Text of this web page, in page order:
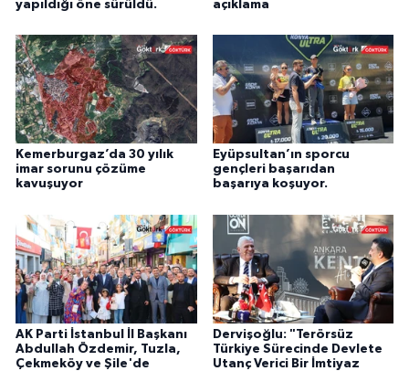
yapıldığı öne sürüldü. açıklama
Kemerburgaz’da 30 yılık
imar sorunu çözüme
kavuşuyor
Eyüpsultan’ın sporcu
gençleri başarıdan
başarıya koşuyor.
AK Parti İstanbul İl Başkanı
Abdullah Özdemir, Tuzla,
Çekmeköy ve Şile'de
Dervişoğlu: "Terörsüz
Türkiye Sürecinde Devlete
Utanç Verici Bir İmtiyaz